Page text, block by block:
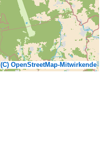
(C) OpenStreetMap-Mitwirkende